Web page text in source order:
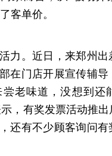
客单价。
力。近日，来郑州出
在门店开展宣传辅导
老味道，没想到还
，有奖发票活动推
还有不少顾客询问有